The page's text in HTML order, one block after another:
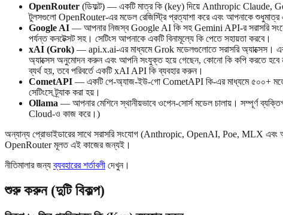
OpenRouter (ডিফল্ট) — একটি মাত্র কি (key) দিয়ে Anthropic Claude,
টুলসগুলো OpenRouter-এর মডেল রেজিস্ট্রি প্রত্যাশা করে এবং আপনাকে শুধুমাত্র
Google AI — আপনার নিজস্ব Google AI কি সহ Gemini API-র সরাসরি
পর্যন্ত কনটেক্সট সহ। সেটিংস আপনাকে একটি বিনামূল্যে কি পেতে সহায়তা করবে।
xAI (Grok) — api.x.ai-এর মাধ্যমে Grok মডেলগুলোতে সরাসরি অ্যাক্সেস।
অ্যাক্সেস অনুমোদন করুন এবং আপনি সংযুক্ত হয়ে গেছেন, কোনো কি কপি করতে হবে
ব্যর্থ হয়, তবে পরিবর্তে একটি xAI API কি ব্যবহার করুন।
CometAPI — একটি পে-অ্যাজ-ইউ-গো CometAPI কি-এর মাধ্যমে ৫০০+
সেটিংসে ট্র্যাক করা হয়।
Ollama — আপনার মেশিনে স্থানীয়ভাবে ওপেন-সোর্স মডেল চালায়। সম্পূর্ণ
Cloud-ও কাজ করে।)
অন্যান্য প্রোভাইডারের সাথে সরাসরি সংযোগ (Anthropic, OpenAI, Poe, MLX এবং
OpenRouter মূলত এই কাজের জন্যই।
নীতিমালার জন্যব্যবহারের শর্তাবলী দেখুন।
শুরু করুন (দুটি বিকল্প)